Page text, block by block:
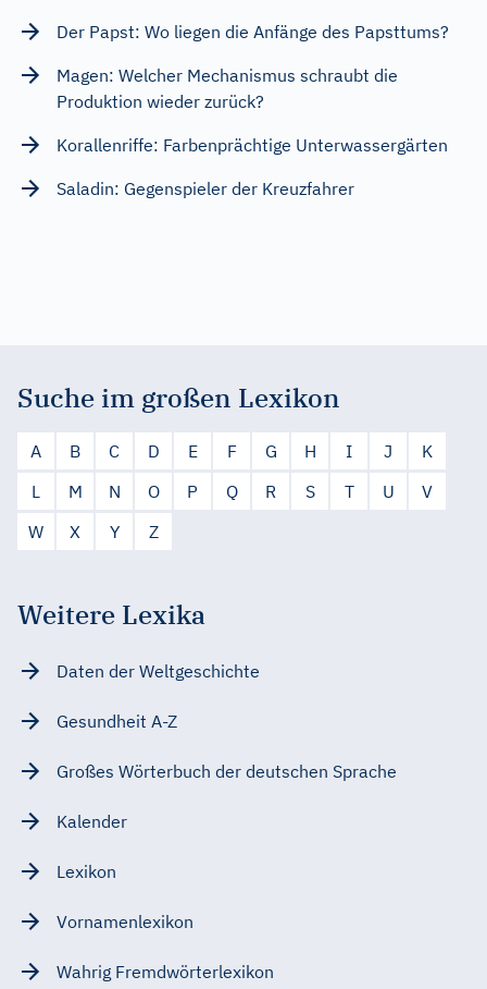
Der Papst: Wo liegen die Anfänge des Papsttums?
Magen: Welcher Mechanismus schraubt die
Produktion wieder zurück?
Korallenriffe: Farbenprächtige Unterwassergärten
Saladin: Gegenspieler der Kreuzfahrer
Suche im großen Lexikon
A B C D E F G H I J
K
L
M N O P Q R S T U
V
W
X Y Z
Weitere Lexika
Daten der Weltgeschichte
Gesundheit A-Z
Großes Wörterbuch der deutschen Sprache
Kalender
Lexikon
Vornamenlexikon
Wahrig Fremdwörterlexikon